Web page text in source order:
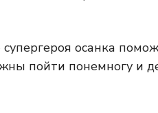
осанка
пойти понемногу и